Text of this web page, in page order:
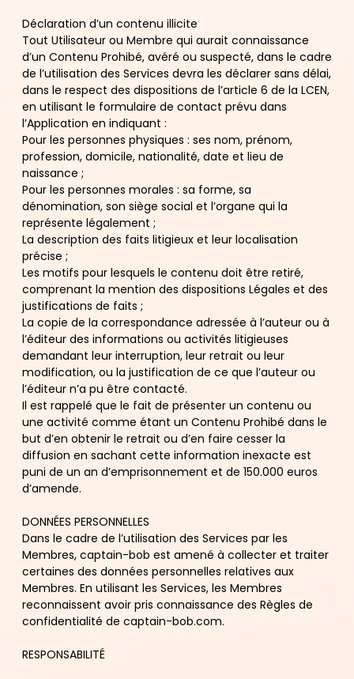
Déclaration d’un contenu illicite
Tout Utilisateur ou Membre qui aurait connaissance
d’un Contenu Prohibé, avéré ou suspecté, dans le cadre
de l’utilisation des Services devra les déclarer sans délai,
dans le respect des dispositions de l’article 6 de la LCEN,
en utilisant le formulaire de contact prévu dans
l’Application en indiquant :
Pour les personnes physiques : ses nom, prénom,
profession, domicile, nationalité, date et lieu de
naissance ;
Pour les personnes morales : sa forme, sa
dénomination, son siège social et l’organe qui la
représente légalement ;
La description des faits litigieux et leur localisation
précise ;
Les motifs pour lesquels le contenu doit être retiré,
comprenant la mention des dispositions Légales et des
justifications de faits ;
La copie de la correspondance adressée à l’auteur ou à
l’éditeur des informations ou activités litigieuses
demandant leur interruption, leur retrait ou leur
modification, ou la justification de ce que l’auteur ou
l’éditeur n’a pu être contacté.
Il est rappelé que le fait de présenter un contenu ou
une activité comme étant un Contenu Prohibé dans le
but d’en obtenir le retrait ou d’en faire cesser la
diffusion en sachant cette information inexacte est
puni de un an d’emprisonnement et de 150.000 euros
d’amende.
DONNÉES PERSONNELLES
Dans le cadre de l’utilisation des Services par les
Membres, captain-bob est amené à collecter et traiter
certaines des données personnelles relatives aux
Membres. En utilisant les Services, les Membres
reconnaissent avoir pris connaissance des Règles de
confidentialité de captain-bob.com.
RESPONSABILITÉ